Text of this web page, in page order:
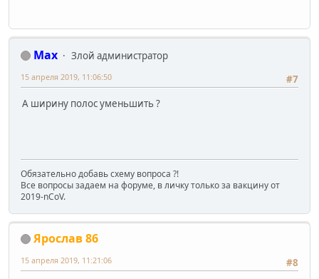
Max
Злой администратор
#7
15 апреля 2019, 11:06:50
А ширину полос уменьшить ?
Обязательно добавь схему вопроса ?!
Все вопросы задаем на форуме, в личку только за вакцину от
2019-nCoV.
Ярослав 86
#8
15 апреля 2019, 11:21:06